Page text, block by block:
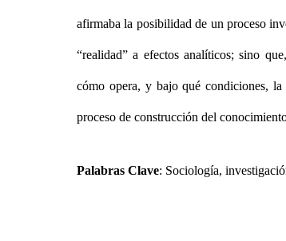
afirmaba la posibilidad de un proceso
“realidad” a efectos analíticos; sino
cómo opera, y bajo qué condiciones,
proceso de construcción del
Palabras Clave: Sociología,